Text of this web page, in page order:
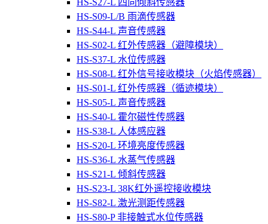
HS-S27-L 四向倾斜传感器
HS-S09-L/B 雨滴传感器
HS-S44-L 声音传感器
HS-S02-L 红外传感器（避障模块）
HS-S37-L 水位传感器
HS-S08-L 红外信号接收模块（火焰传感器）
HS-S01-L 红外传感器（循迹模块）
HS-S05-L 声音传感器
HS-S40-L 霍尔磁性传感器
HS-S38-L 人体感应器
HS-S20-L 环境亮度传感器
HS-S36-L 水蒸气传感器
HS-S21-L 倾斜传感器
HS-S23-L 38K红外遥控接收模块
HS-S82-L 激光测距传感器
HS-S80-P 非接触式水位传感器